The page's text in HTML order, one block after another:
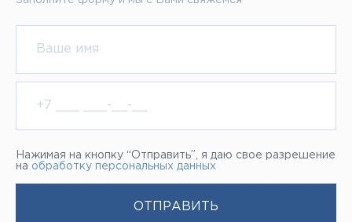
Нажимая на кнопку “Отправить”, я даю свое разрешение
на обработку персональных данных